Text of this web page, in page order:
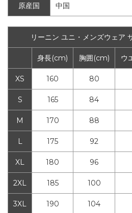
原産国 中国
リーニン ユニ・メンズウェア
身長(cm) 胸囲(cm) ウ
XS 160 80
S 165 84
M 170 88
L 175 92
XL 180 96
2XL 185 100
3XL 190 104